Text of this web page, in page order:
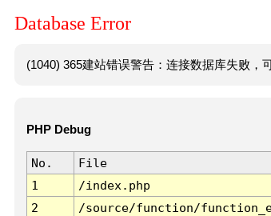
Database Error
(1040) 365建站错误警告：连接数据库失败，
PHP Debug
No. File
1
/index.php
2
/source/function/